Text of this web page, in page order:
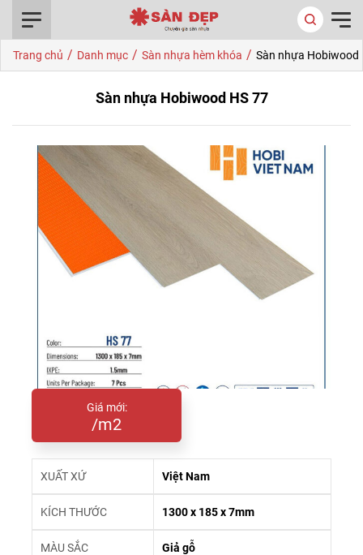
Trang chủ / Danh mục / Sàn nhựa hèm khóa / Sàn nhựa Hobiwood
Sàn nhựa Hobiwood HS 77
Giá mới:
/m2
XUẤT XỨ Việt Nam
KÍCH THƯỚC 1300 x 185 x 7mm
MÀU SẮC Giả gỗ